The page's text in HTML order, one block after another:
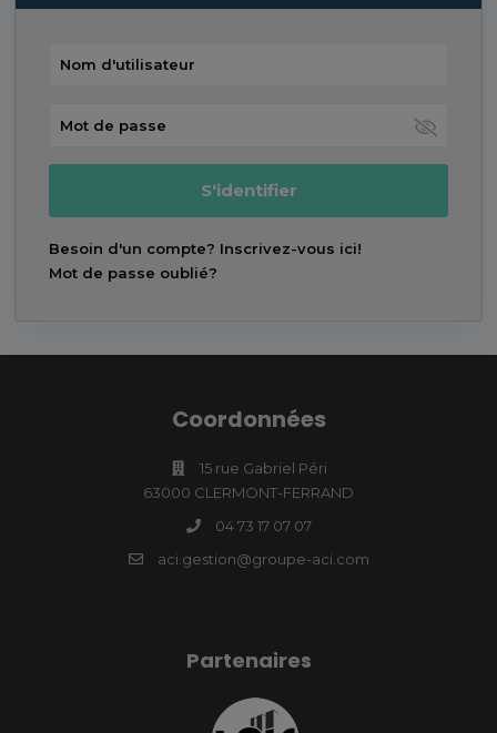
S'identifier
Besoin d'un compte? Inscrivez-vous ici!
Mot de passe oublié?
Coordonnées
15 rue Gabriel Péri
63000 CLERMONT-FERRAND
04 73 17 07 07
aci.gestion@groupe-aci.com
Partenaires